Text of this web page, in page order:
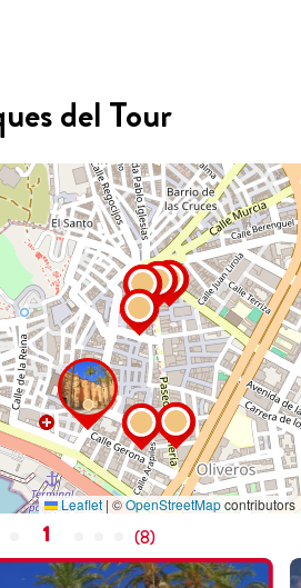
del Tour
Leaflet| ©OpenStreetMapcontributors
1 (8)